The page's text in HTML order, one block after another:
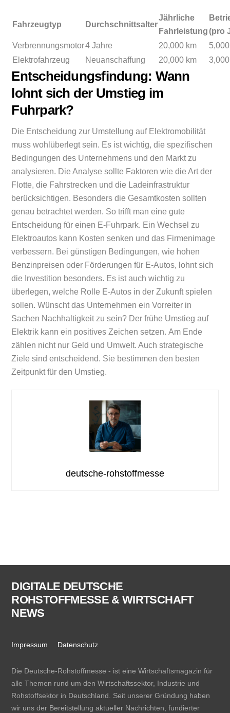
Fahrzeugtyp Durchschnittsalter
Jährliche
Fahrleistung (pro
Verbrennungsmotor4 Jahre 20,000 km
Elektrofahrzeug
Neuanschaffung 20,000 km
Entscheidungsfindung: Wann
lohnt sich der Umstieg im
Fuhrpark?
Die Entscheidung zur Umstellung auf Elektromobilität
muss wohlüberlegt sein. Es ist wichtig, die spezifischen
Bedingungen des Unternehmens und den Markt zu
analysieren. Die Analyse sollte Faktoren wie die Art der
Flotte, die Fahrstrecken und die Ladeinfrastruktur
berücksichtigen. Besonders die Gesamtkosten sollten
genau betrachtet werden. So trifft man eine gute
Entscheidung für einen E-Fuhrpark. Ein Wechsel zu
Elektroautos kann Kosten senken und das Firmenimage
verbessern. Bei günstigen Bedingungen, wie hohen
Benzinpreisen oder Förderungen für E-Autos, lohnt sich
die Investition besonders. Es ist auch wichtig zu
überlegen, welche Rolle E-Autos in der Zukunft spielen
sollen. Wünscht das Unternehmen ein Vorreiter in
Sachen Nachhaltigkeit zu sein? Der frühe Umstieg auf
Elektrik kann ein positives Zeichen setzen. Am Ende
zählen nicht nur Geld und Umwelt. Auch strategische
Ziele sind entscheidend. Sie bestimmen den besten
Zeitpunkt für den Umstieg.
deutsche-rohstoffmesse
Back
To
DIGITALE DEUTSCHE
ROHSTOFFMESSE & WIRTSCHAFT
NEWS
Impressum Datenschutz
Die Deutsche-Rohstoffmesse - ist eine Wirtschaftsmagazin für
alle Themen rund um den Wirtschaftssektor, Industrie und
Rohstoffsektor in Deutschland. Seit unserer Gründung haben
wir uns der Bereitstellung aktueller Nachrichten, fundierter